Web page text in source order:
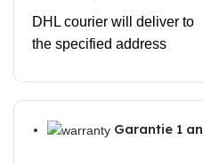
DHL courier will deliver to
the specified address
Garantie 1 an